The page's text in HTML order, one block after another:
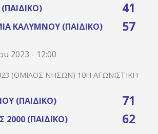
41
ΚΑΛΎΜΝΟΥ (ΠΑΙΔΙΚΌ) 57
2023 - 12:00
(ΌΜΙΛΟΣ ΝΉΣΩΝ) 10Η ΑΓΩΝΙΣΤΙΚΉ
(ΠΑΙΔΙΚΌ) 71
2000 (ΠΑΙΔΙΚΌ) 62